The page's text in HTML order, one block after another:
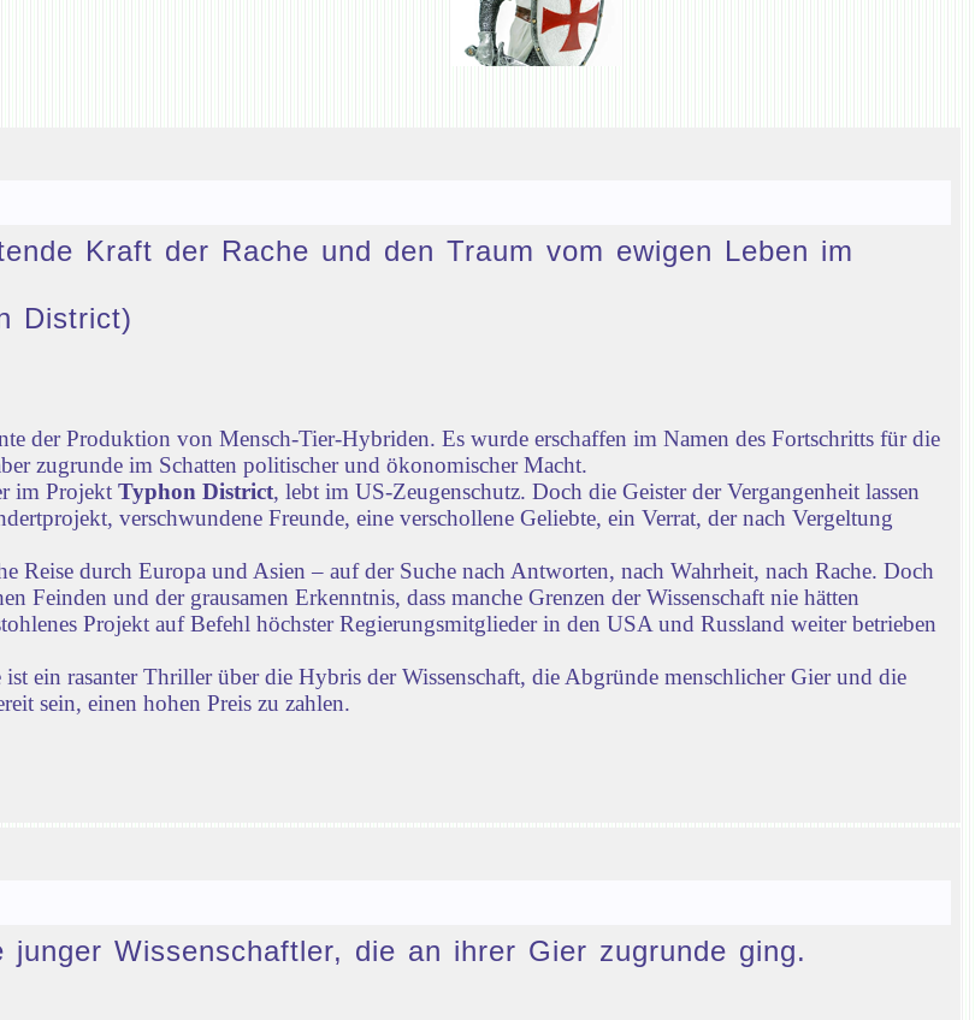
Kraft der Rache und den Traum vom ewigen Leben im
District)
der Produktion von Mensch-Tier-Hybriden. Es wurde erschaffen im Namen des Fortschritts für die
zugrunde im Schatten politischer und ökonomischer Macht.
im ProjektTyphon District, lebt im US-Zeugenschutz. Doch die Geister der Vergangenheit lassen
verschwundene Freunde, eine verschollene Geliebte, ein Verrat, der nach Vergeltung
Reise durch Europa und Asien – auf der Suche nach Antworten, nach Wahrheit, nach Rache. Doch
Feinden und der grausamen Erkenntnis, dass manche Grenzen der Wissenschaft nie hätten
Projekt auf Befehl höchster Regierungsmitglieder in den USA und Russland weiter betrieben
ein rasanter Thriller über die Hybris der Wissenschaft, die Abgründe menschlicher Gier und die
sein, einen hohen Preis zu zahlen.
Wissenschaftler, die an ihrer Gier zugrunde ging.